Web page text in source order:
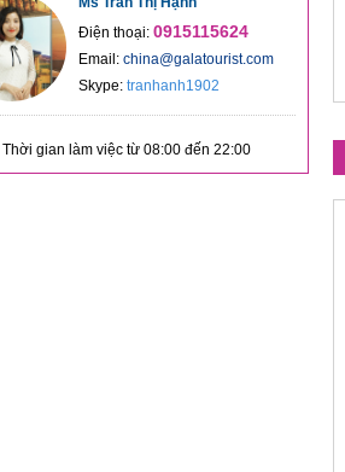
Điện thoại: 0915115624
Email: china@galatourist.com
Skype: tranhanh1902
Thời gian làm việc từ 08:00 đến 22:00